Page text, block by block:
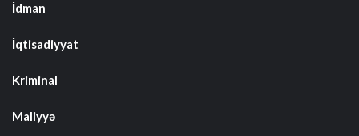
İdman
İqtisadiyyat
Kriminal
Maliyyə